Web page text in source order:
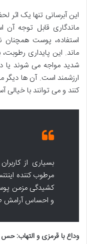
این آبرسانی تنها یک اثر
ماندگاری قابل توجه
استفاده، پوست
ماند. این پایداری
شدید مواجه می شوند
ارزشمند است. آن ها دیگر
کنند و می توانند با
بسیاری از
مرطوب کننده
کشیدگی مزمن
و احساس آرامش
وداع با قرمزی و التهاب: حس